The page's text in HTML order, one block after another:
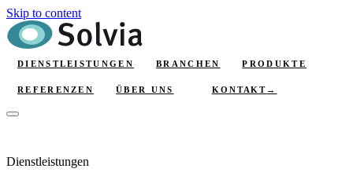
Skip to content
DIENSTLEISTUNGEN BRANCHEN PRODUKTE
REFERENZEN ÜBER UNS KONTAKT →
Dienstleistungen